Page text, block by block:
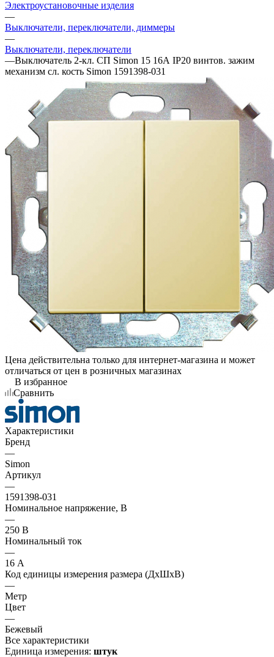
Электроустановочные изделия
—
Выключатели, переключатели, диммеры
—
Выключатели, переключатели
—Выключатель 2-кл. СП Simon 15 16А IP20 винтов. зажим
механизм сл. кость Simon 1591398-031
Цена действительна только для интернет-магазина и может
отличаться от цен в розничных магазинах
В избранное
Сравнить
Характеристики
Бренд
—
Simon
Артикул
—
1591398-031
Номинальное напряжение, В
—
250 В
Номинальный ток
—
16 А
Код единицы измерения размера (ДхШхВ)
—
Метр
Цвет
—
Бежевый
Все характеристики
Единица измерения: штук